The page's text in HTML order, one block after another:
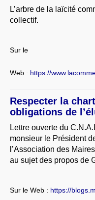
L’arbre de la laïcité
collectif.
Sur le
Web : https://
Respecter la
obligations de
Lettre ouverte du
monsieur le Président
l’Association des
au sujet des propos de
Sur le Web : https://